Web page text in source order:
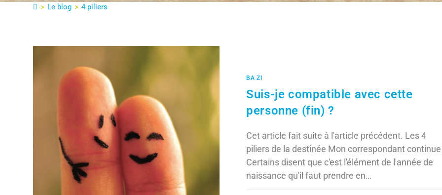
> Le blog > 4 piliers
BA ZI
Suis-je compatible avec cette
personne (fin) ?
Cet article fait suite à l'article précédent. Les 4
piliers de la destinée Mon correspondant continue
Certains disent que c'est l'élément de l'année de
naissance qu'il faut prendre en…